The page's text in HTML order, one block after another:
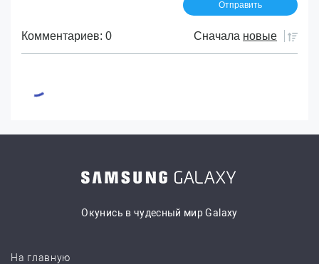
Комментариев: 0 Сначала новые
Окунись в чудесный мир Galaxy
На главную